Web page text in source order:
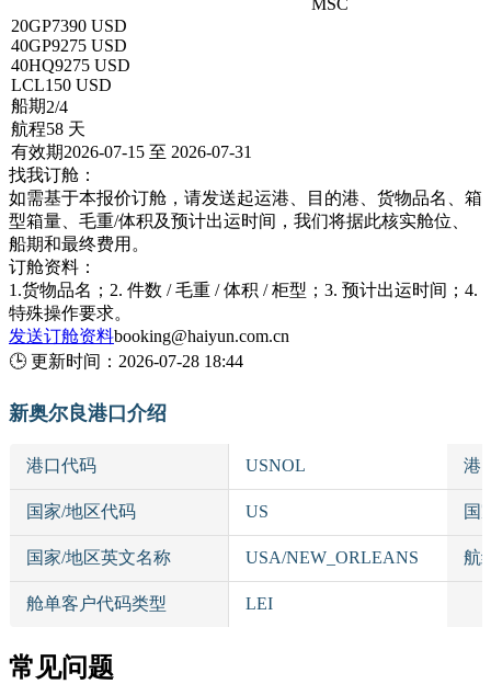
MSC
20GP7390 USD
40GP9275 USD
40HQ9275 USD
LCL150 USD
船期2/4
航程58 天
有效期2026-07-15 至 2026-07-31
找我订舱：
如需基于本报价订舱，请发送起运港、目的港、货物品名、箱
型箱量、毛重/体积及预计出运时间，我们将据此核实舱位、
船期和最终费用。
订舱资料：
1.货物品名；2. 件数 / 毛重 / 体积 / 柜型；3. 预计出运时间；4.
特殊操作要求。
发送订舱资料booking@haiyun.com.cn
🕒 更新时间： 2026-07-28 18:44
新奥尔良港口介绍
港口代码 USNOL 港
国家/地区代码 US 国
国家/地区英文名称 USA/NEW_ORLEANS 航
舱单客户代码类型 LEI
常见问题